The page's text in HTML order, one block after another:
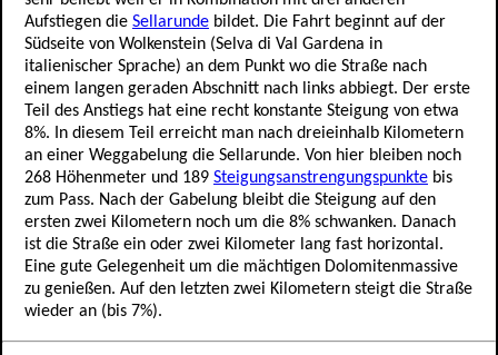
Aufstiegen die Sellarunde bildet. Die Fahrt beginnt auf der
Südseite von Wolkenstein (Selva di Val Gardena in
italienischer Sprache) an dem Punkt wo die Straße nach
einem langen geraden Abschnitt nach links abbiegt. Der erste
Teil des Anstiegs hat eine recht konstante Steigung von etwa
8%. In diesem Teil erreicht man nach dreieinhalb Kilometern
an einer Weggabelung die Sellarunde. Von hier bleiben noch
268 Höhenmeter und 189 Steigungsanstrengungspunkte bis
zum Pass. Nach der Gabelung bleibt die Steigung auf den
ersten zwei Kilometern noch um die 8% schwanken. Danach
ist die Straße ein oder zwei Kilometer lang fast horizontal.
Eine gute Gelegenheit um die mächtigen Dolomitenmassive
zu genießen. Auf den letzten zwei Kilometern steigt die Straße
wieder an (bis 7%).